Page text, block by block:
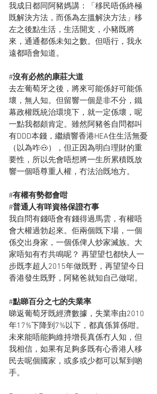
我成日都同阿豬媽講：「移民唔係終極
既解決方法，而係為左搵解決方法」移
左之後點生活，生活開支，小豬既將
來，通通都係未知之數。但唔行，我永
遠都唔會知道。
#沒有必然的康莊大道
去左葡萄牙之後，將來可能係好可能係
壞，無人知。但留響一個是非不分，鐵
幕政權既統治環境下，就一定係壞，呢
一點我都頗肯定。雖然阿豬爸自問都叫
有DDD本錢，繼續響香港HEA住生活無憂
（以為咋🐽），但正因為明白理財的重
要性，所以先會唔想將一生所累積既放
響一個唔尊重人權，冇法治既地方。
#有權有勢都會咁
#普通人有咩資格保證冇事
我自問有錢唔會有錢得過馬雲，有權唔
會大權過勃起來。佢兩個既下場，一個
係交出身家，一個係俾人炒家滅族。大
家唔知有冇共鳴呢？ 再望望乜都快人一
步既李超人2015年做既野，再望望今日
香港發生既野，阿豬爸就知自己做啱。
#點睇百分之七的失業率
睇返葡萄牙既經濟數據，失業率由2010
年17%下降到7%以下，都真係算係咁。
未來能唔能夠維持增長真係冇人知，但
我相信，如果有足夠多既有心香港人移
民去呢個國家，或多或少都可以幫到啲
手。